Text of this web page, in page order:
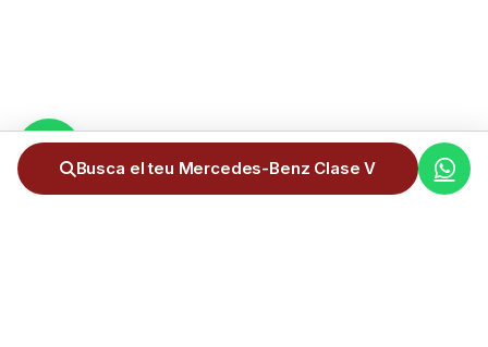
Busca el teu Mercedes-Benz Clase V